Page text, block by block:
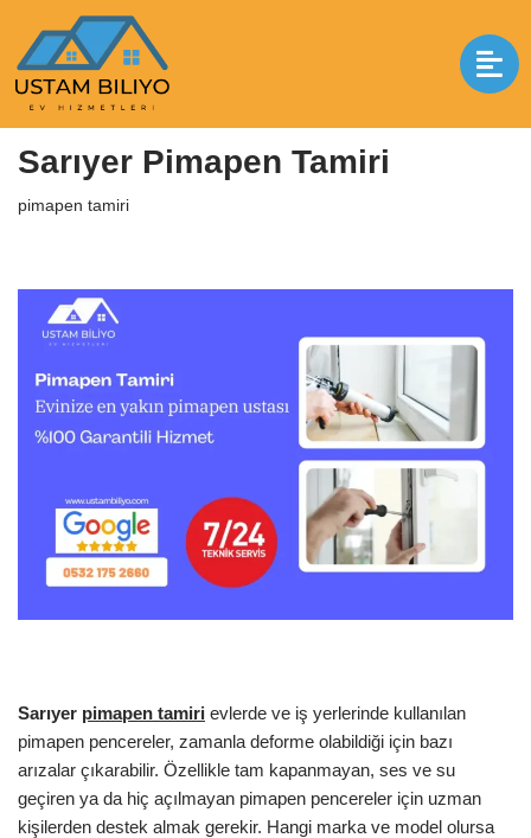
İçeriğe
geç
Anasayfa|pimapen tamiri
Sarıyer Pimapen Tamiri
pimapen tamiri
Sarıyer pimapen tamiri evlerde ve iş yerlerinde kullanılan
pimapen pencereler, zamanla deforme olabildiği için bazı
arızalar çıkarabilir. Özellikle tam kapanmayan, ses ve su
geçiren ya da hiç açılmayan pimapen pencereler için uzman
kişilerden destek almak gerekir. Hangi marka ve model olursa